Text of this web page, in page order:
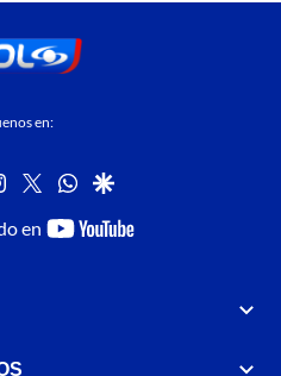
en:
instagram
twitterwhatsapp
google
en
youtube-